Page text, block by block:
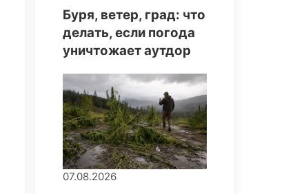
Буря, ветер, град: что
делать, если погода
уничтожает аутдор
07.08.2026